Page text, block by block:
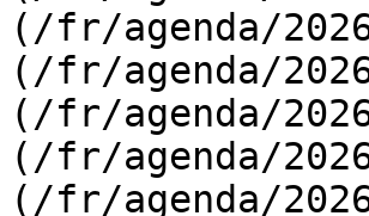
(/fr/agenda/
(/fr/agenda/
(/fr/agenda/
(/fr/agenda/
(/fr/agenda/